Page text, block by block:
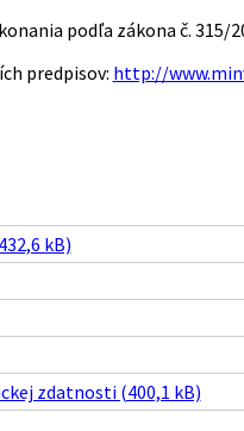
podľa zákona č. 315/
predpisov: http://
kB)
zdatnosti (400,1 kB)